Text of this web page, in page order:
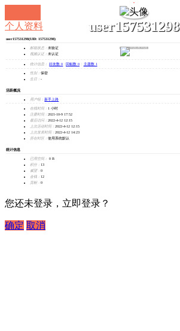
user157531298
发消息
个人资料
user157531298(UID: 157531298)
邮箱状态： 未验证
视频认证： 未认证
统计信息： 好友数 0 回帖数 0 主题数 1
性别： 保密
生日： -
活跃概况
用户组： 新手上路
在线时间： 1 小时
注册时间： 2021-10-9 17:52
最后访问： 2022-4-12 12:15
上次活动时间： 2022-4-12 12:15
上次发表时间： 2022-4-12 14:23
所在时区： 使用系统默认
统计信息
已用空间：
0 B
积分： 13
威望： 0
金钱： 12
贡献： 0
您还未登录，立即登录？
确定 取消